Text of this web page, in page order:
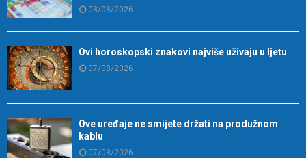
08/08/2026
Ovi horoskopski znakovi najviše uživaju u ljetu
07/08/2026
Ove uređaje ne smijete držati na produžnom
kablu
07/08/2026